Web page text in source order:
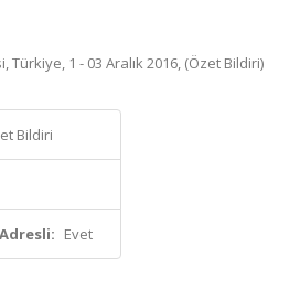
1 - 03 Aralık 2016, (Özet Bildiri)
Bildiri
Evet